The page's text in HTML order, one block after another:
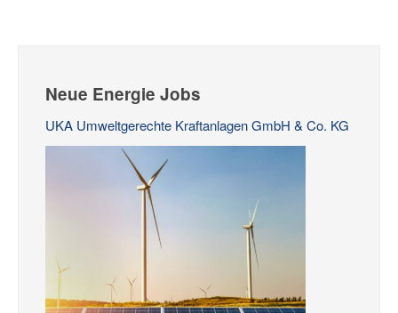
Neue Energie Jobs
UKA Umweltgerechte Kraftanlagen GmbH & Co. KG